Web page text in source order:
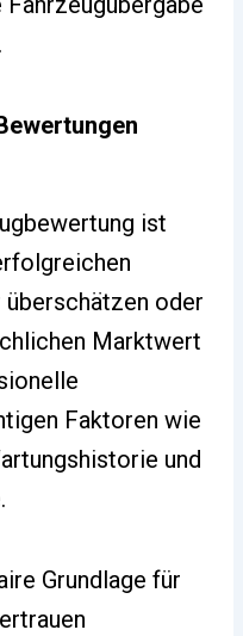
ist
oder
Marktwert
Faktoren wie
und
Grundlage für